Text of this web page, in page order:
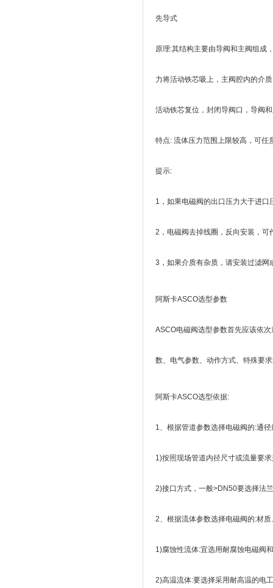
先导式
原理:其结构主要由导阀和主阀组成
力将活动铁芯吸上，主阀腔内的介
活动铁芯复位，封闭导阀口，导阀
特点: 流体压力范围上限较高，可任
提示:
1，如果电磁阀的出口压力大于进
2，电磁阀去掉线圈，反向安装，可
3，如果介质有杂质，请安装过滤网
阿斯卡ASCO选型参数
ASCO电磁阀选型参数首先应该依
数、电气参数、动作方式、特殊要
阿斯卡ASCO选型依据:
1、根据管道参数选择电磁阀的:通
1)按照现场管道内径尺寸或流量要
2)接口方式，一般>DN50要选择法
2、根据流体参数选择电磁阀的:材
1)腐蚀性流体:宜选用耐腐蚀电磁阀
2)高温流体:要选择采用耐高温的电